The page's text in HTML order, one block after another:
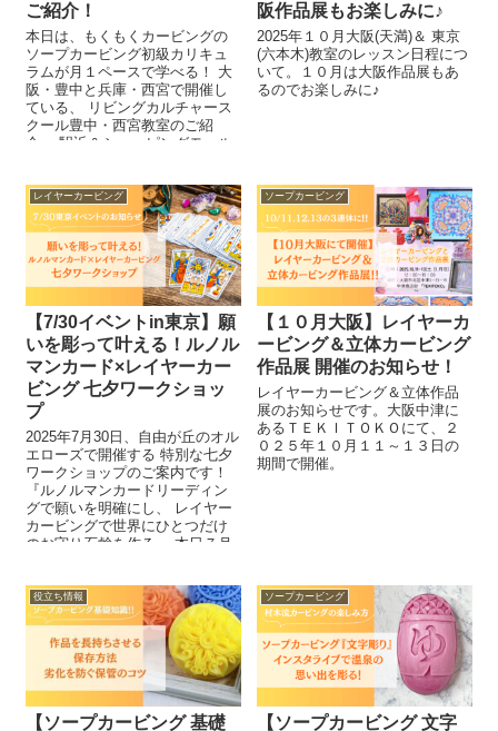
ご紹介！
本日は、もくもくカービングの
ソープカービング初級カリキュ
ラムが月１ペースで学べる！ 大
阪・豊中と兵庫・西宮で開催し
ている、 リビングカルチャース
クール豊中・西宮教室のご紹
介。 駅近＆ショッピングモール
阪作品展もお楽しみに♪
2025年１０月大阪(天満)＆ 東京
(六本木)教室のレッスン日程につ
いて。１０月は大阪作品展もあ
るのでお楽しみに♪
レイヤーカービング
【7/30イベントin東京】願
いを彫って叶える！ルノル
マンカード×レイヤーカー
ビング 七夕ワークショッ
プ
2025年7月30日、自由が丘のオル
エローズで開催する 特別な七夕
ワークショップのご案内です！
『ルノルマンカードリーディン
グで願いを明確にし、 レイヤー
カービングで世界にひとつだけ
のお守り石鹸を作る』 本日７月
(*^^*)
ソープカービング
【１０月大阪】レイヤーカ
ービング＆立体カービング
作品展 開催のお知らせ！
レイヤーカービング＆立体作品
展のお知らせです。大阪中津に
あるＴＥＫＩＴＯＫＯにて、２
０２５年１０月１１～１３日の
期間で開催。
役立ち情報
【ソープカービング 基礎
ソープカービング
【ソープカービング 文字